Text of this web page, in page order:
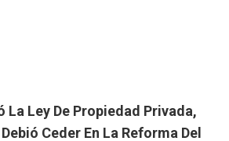
La Ley De Propiedad Privada,
Ceder En La Reforma Del